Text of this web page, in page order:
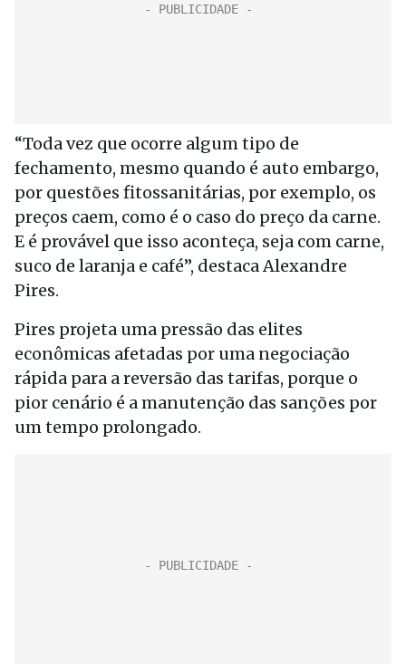
“Toda vez que ocorre algum tipo de
fechamento, mesmo quando é auto embargo,
por questões fitossanitárias, por exemplo, os
preços caem, como é o caso do preço da carne.
E é provável que isso aconteça, seja com carne,
suco de laranja e café”, destaca Alexandre
Pires.
Pires projeta uma pressão das elites
econômicas afetadas por uma negociação
rápida para a reversão das tarifas, porque o
pior cenário é a manutenção das sanções por
um tempo prolongado.